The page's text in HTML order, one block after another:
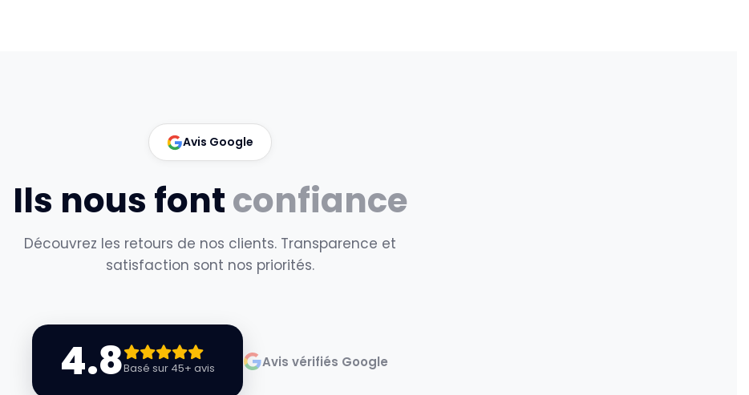
Avis Google
Ils nous fontconfiance
Découvrez les retours de nos clients. Transparence et
satisfaction sont nos priorités.
4.8Basé sur 45+ avis Avis vérifiés Google